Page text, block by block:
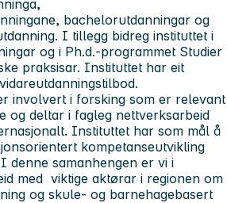
bachelorutdanningar og
I tillegg bidreg instituttet i
og i Ph.d.-programmet Studier
praksisar. Instituttet har eit
involvert i forsking som er relevant
og deltar i fagleg nettverksarbeid
Instituttet har som mål å
kompetanseutvikling
denne samanhengen er vi i
med viktige aktørar i regionen om
og skule- og barnehagebasert